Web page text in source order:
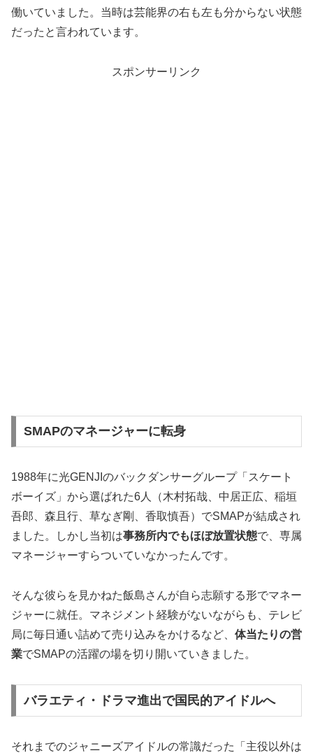
働いていました。当時は芸能界の右も左も分からない状態
だったと言われています。
スポンサーリンク
SMAPのマネージャーに転身
1988年に光GENJIのバックダンサーグループ「スケート
ボーイズ」から選ばれた6人（木村拓哉、中居正広、稲垣
吾郎、森且行、草なぎ剛、香取慎吾）でSMAPが結成され
ました。しかし当初は事務所内でもほぼ放置状態で、専属
マネージャーすらついていなかったんです。
そんな彼らを見かねた飯島さんが自ら志願する形でマネー
ジャーに就任。マネジメント経験がないながらも、テレビ
局に毎日通い詰めて売り込みをかけるなど、 体当たりの営
業でSMAPの活躍の場を切り開いていきました。
バラエティ・ドラマ進出で国民的アイドルへ
それまでのジャニーズアイドルの常識だった「主役以外は